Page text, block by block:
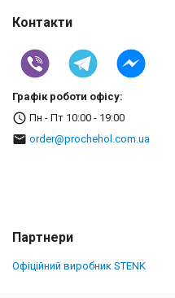
Контакти
Графік роботи офісу:
Пн - Пт 10:00 - 19:00
order@prochehol.com.ua
Партнери
Офіційний виробник STENK